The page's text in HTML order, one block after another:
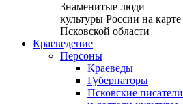
Знаменитые люди
культуры России на карте
Псковской области
Краеведение
Персоны
Краеведы
Губернаторы
Псковские писатели